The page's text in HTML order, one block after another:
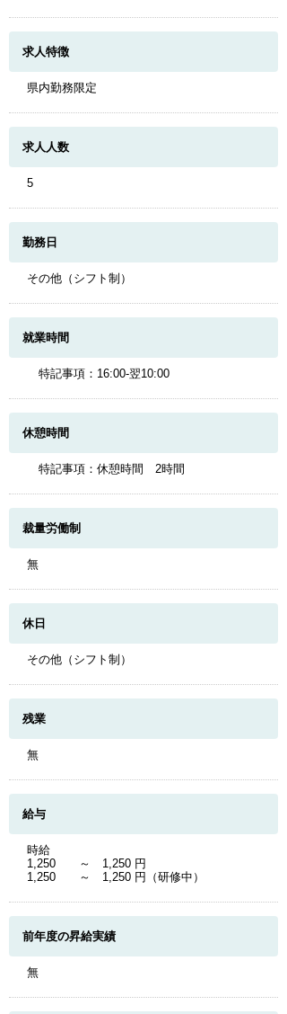
求人特徴
県内勤務限定
求人人数
5
勤務日
その他（シフト制）
就業時間
特記事項：16:00-翌10:00
休憩時間
特記事項：休憩時間 2時間
裁量労働制
無
休日
その他（シフト制）
残業
無
給与
時給
1,250 ～ 1,250 円
1,250 ～ 1,250 円（研修中）
前年度の昇給実績
無